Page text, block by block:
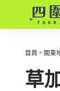
首頁 > 關東
草